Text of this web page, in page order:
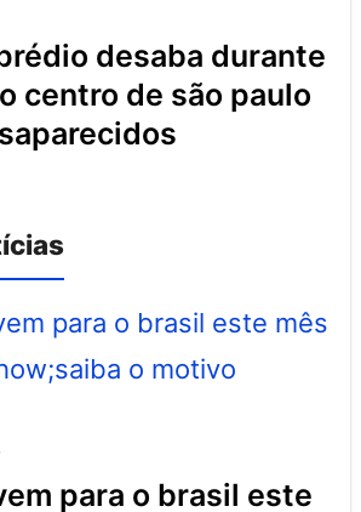
centro de são paulo